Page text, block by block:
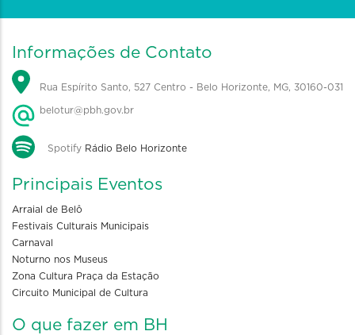
Informações de Contato
Rua Espírito Santo, 527 Centro - Belo Horizonte, MG, 30160-031
belotur@pbh.gov.br
Spotify Rádio Belo Horizonte
Principais Eventos
Arraial de Belô
Festivais Culturais Municipais
Carnaval
Noturno nos Museus
Zona Cultura Praça da Estação
Circuito Municipal de Cultura
O que fazer em BH